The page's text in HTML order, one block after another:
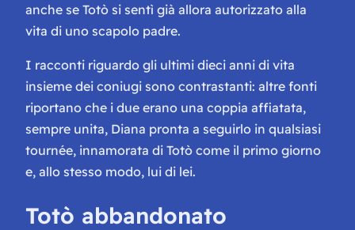
anche se Totò si sentì già allora autorizzato alla
vita di uno scapolo padre.
I racconti riguardo gli ultimi dieci anni di vita
insieme dei coniugi sono contrastanti: altre fonti
riportano che i due erano una coppia affiatata,
sempre unita, Diana pronta a seguirlo in qualsiasi
tournée, innamorata di Totò come il primo giorno
e, allo stesso modo, lui di lei.
Totò abbandonato